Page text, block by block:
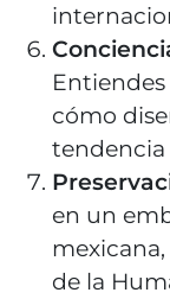
cómo
tendencia
en un
de la